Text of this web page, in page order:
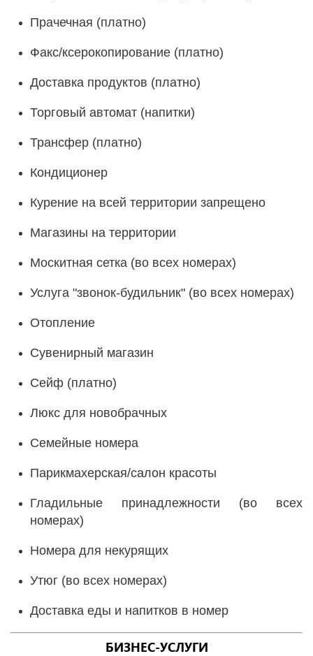
Прачечная (платно)
Факс/ксерокопирование (платно)
Доставка продуктов (платно)
Торговый автомат (напитки)
Трансфер (платно)
Кондиционер
Курение на всей территории запрещено
Магазины на территории
Москитная сетка (во всех номерах)
Услуга "звонок-будильник" (во всех номерах)
Отопление
Сувенирный магазин
Сейф (платно)
Люкс для новобрачных
Семейные номера
Парикмахерская/салон красоты
Гладильные принадлежности (во всех
номерах)
Номера для некурящих
Утюг (во всех номерах)
Доставка еды и напитков в номер
БИЗНЕС-УСЛУГИ